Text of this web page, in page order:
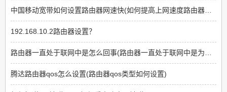
192.168.10.2路由器设置？
腾达路由器qos怎么设置(路由器qos类型如何设置)